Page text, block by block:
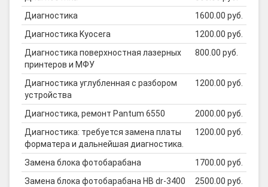
Диагностика
1600.00 руб.
Диагностика Kyocera
1200.00 руб.
Диагностика поверхностная лазерных
принтеров и МФУ
800.00 руб.
Диагностика углубленная с разбором
устройства
1200.00 руб.
Диагностика, ремонт Pantum 6550
2000.00 руб.
Диагностика: требуется замена платы
форматера и дальнейшая диагностика.
1200.00 руб.
Замена блока фотобарабана
1700.00 руб.
Замена блока фотобарабана HB dr-3400
2500.00 руб.